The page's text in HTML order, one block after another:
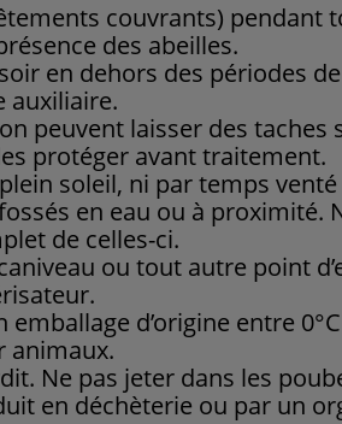
couvrants) pendant
des abeilles.
en dehors des périodes
auxiliaire.
peuvent laisser des taches
protéger avant traitement.
soleil, ni par temps
en eau ou à proximité.
de celles-ci.
ou tout autre point
d’origine entre
animaux.
Ne pas jeter dans les
en déchèterie ou par un